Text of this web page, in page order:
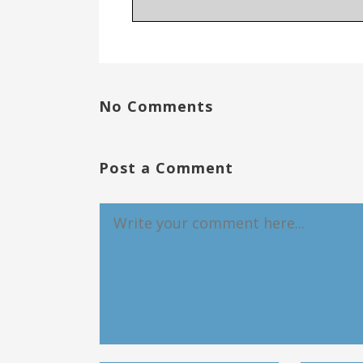
No Comments
Post a Comment